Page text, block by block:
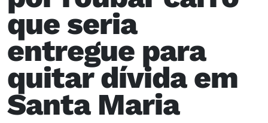
que seria
entregue para
quitar dívida em
Santa Maria